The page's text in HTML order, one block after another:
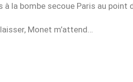
à la bombe secoue Paris au point
Monet m’attend…